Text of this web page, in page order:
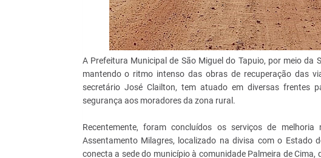
A Prefeitura Municipal de São Miguel do Tapuio, por meio da
mantendo o ritmo intenso das obras de recuperação das
secretário José Clailton, tem atuado em diversas frentes
segurança aos moradores da zona rural.
Recentemente, foram concluídos os serviços de
Assentamento Milagres, localizado na divisa com o Estado
conecta a sede do município à comunidade Palmeira de